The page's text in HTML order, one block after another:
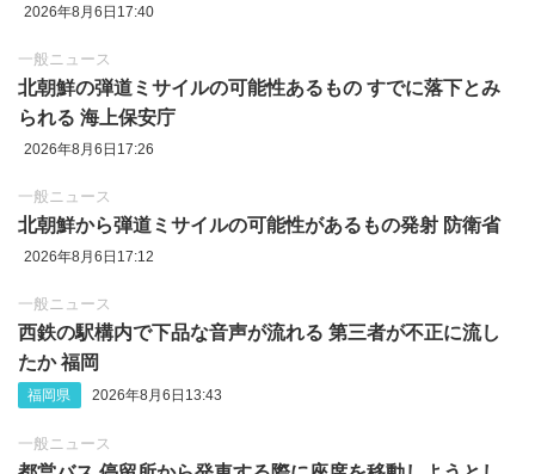
2026年8月6日17:40
一般ニュース
北朝鮮の弾道ミサイルの可能性あるもの すでに落下とみ
られる 海上保安庁
2026年8月6日17:26
一般ニュース
北朝鮮から弾道ミサイルの可能性があるもの発射 防衛省
2026年8月6日17:12
一般ニュース
西鉄の駅構内で下品な音声が流れる 第三者が不正に流し
たか 福岡
福岡県 2026年8月6日13:43
一般ニュース